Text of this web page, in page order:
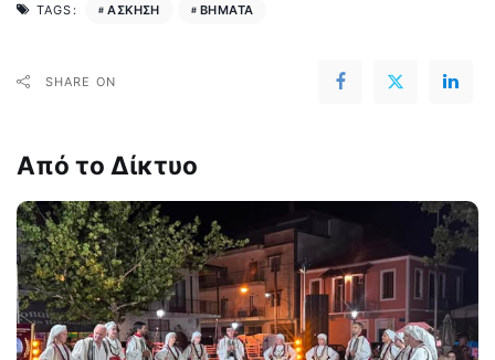
TAGS: ΑΣΚΗΣΗ ΒΗΜΑΤΑ
SHARE ON
Από το Δίκτυο